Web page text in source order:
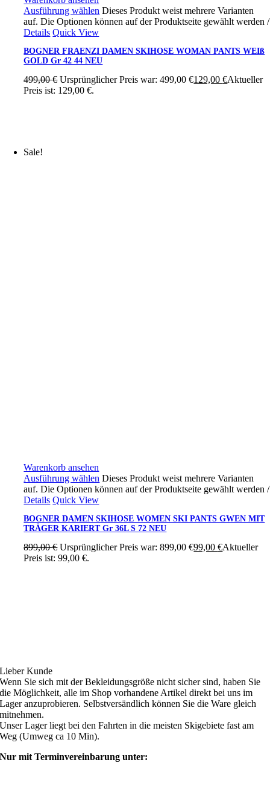
Ausführung wählen Dieses Produkt weist mehrere Varianten
auf. Die Optionen können auf der Produktseite gewählt werden/
Details Quick View
BOGNER FRAENZI DAMEN SKIHOSE WOMAN PANTS WEIß
GOLD Gr 42 44 NEU
499,00€ Ursprünglicher Preis war: 499,00 €129,00€Aktueller
Preis ist: 129,00 €.
Sale!
Warenkorb ansehen
Ausführung wählen Dieses Produkt weist mehrere Varianten
auf. Die Optionen können auf der Produktseite gewählt werden/
Details Quick View
BOGNER DAMEN SKIHOSE WOMEN SKI PANTS GWEN MIT
TRÄGER KARIERT Gr 36L S 72 NEU
899,00€ Ursprünglicher Preis war: 899,00 €99,00€Aktueller
Preis ist: 99,00 €.
Lieber Kunde
Wenn Sie sich mit der Bekleidungsgröße nicht sicher sind, haben Sie
die Möglichkeit, alle im Shop vorhandene Artikel direkt bei uns im
Lager anzuprobieren. Selbstversändlich können Sie die Ware gleich
mitnehmen.
Unser Lager liegt bei den Fahrten in die meisten Skigebiete fast am
Weg (Umweg ca 10 Min).
Nur mit Terminvereinbarung unter: